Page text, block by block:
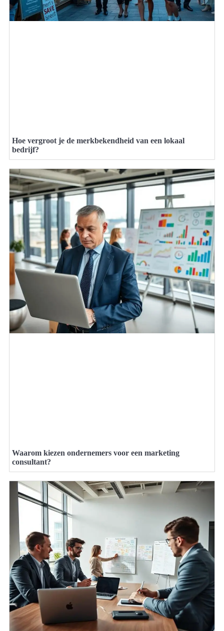
Hoe vergroot je de merkbekendheid van een lokaal
bedrijf?
Waarom kiezen ondernemers voor een marketing
consultant?